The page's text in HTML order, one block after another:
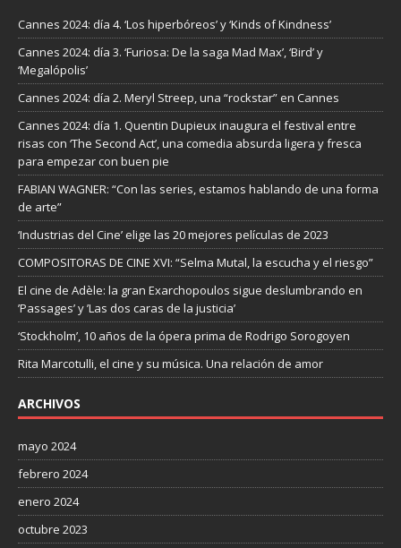
Cannes 2024: día 4. ‘Los hiperbóreos’ y ‘Kinds of Kindness’
Cannes 2024: día 3. ‘Furiosa: De la saga Mad Max’, ‘Bird’ y
‘Megalópolis’
Cannes 2024: día 2. Meryl Streep, una “rockstar” en Cannes
Cannes 2024: día 1. Quentin Dupieux inaugura el festival entre
risas con ‘The Second Act’, una comedia absurda ligera y fresca
para empezar con buen pie
FABIAN WAGNER: “Con las series, estamos hablando de una forma
de arte”
‘Industrias del Cine’ elige las 20 mejores películas de 2023
COMPOSITORAS DE CINE XVI: “Selma Mutal, la escucha y el riesgo”
El cine de Adèle: la gran Exarchopoulos sigue deslumbrando en
’Passages’ y ’Las dos caras de la justicia’
‘Stockholm’, 10 años de la ópera prima de Rodrigo Sorogoyen
Rita Marcotulli, el cine y su música. Una relación de amor
ARCHIVOS
mayo 2024
febrero 2024
enero 2024
octubre 2023